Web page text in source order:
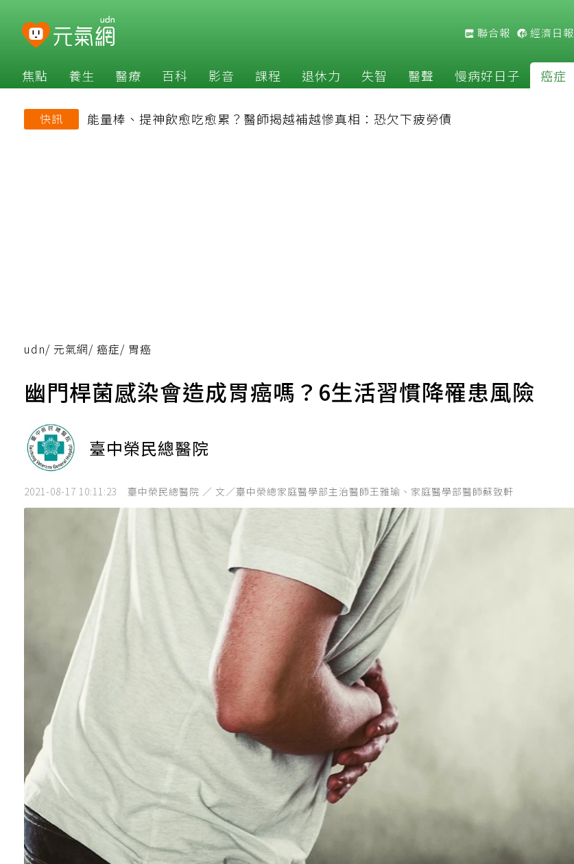
聯合報 經濟日報
焦點 養生 醫療 百科 影音 課程 退休力 失智 醫聲 慢病好日子 癌症
快訊 能量棒、提神飲愈吃愈累？醫師揭越補越慘真相：恐欠下疲勞債
udn/ 元氣網/ 癌症/ 胃癌
幽門桿菌感染會造成胃癌嗎？6生活習慣降罹患風險
臺中榮民總醫院
2021-08-17 10:11:23 臺中榮民總醫院 ／ 文／臺中榮總家庭醫學部主治醫師王雅瑜、家庭醫學部醫師蘇致軒